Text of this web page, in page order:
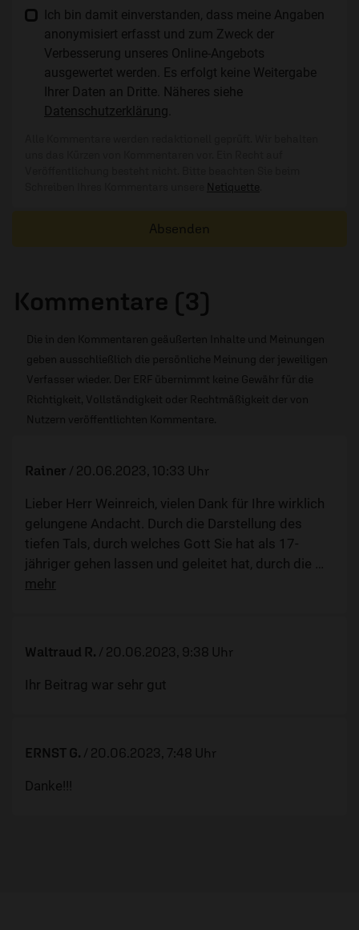
Ich bin damit einverstanden, dass meine Angaben
anonymisiert erfasst und zum Zweck der
Verbesserung unseres Online-Angebots
ausgewertet werden. Es erfolgt keine Weitergabe
Ihrer Daten an Dritte. Näheres siehe
Datenschutzerklärung
Netiquette
Absenden
Kommentare (3)
Die in den Kommentaren geäußerten Inhalte und Meinungen
geben ausschließlich die persönliche Meinung der jeweiligen
Verfasser wieder. Der ERF übernimmt keine Gewähr für die
Richtigkeit, Vollständigkeit oder Rechtmäßigkeit der von
Nutzern veröffentlichten Kommentare.
Rainer / 20.06.2023, 10:33 Uhr
Lieber Herr Weinreich, vielen Dank für Ihre wirklich
gelungene Andacht. Durch die Darstellung des
tiefen Tals, durch welches Gott Sie hat als 17-
jähriger gehen lassen und geleitet hat, durch die
…
mehr
Waltraud R. / 20.06.2023, 9:38 Uhr
Ihr Beitrag war sehr gut
ERNST G. / 20.06.2023, 7:48 Uhr
Danke!!!